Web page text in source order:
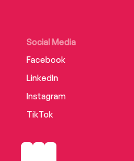
Social Media
Facebook
LinkedIn
Instagram
TikTok